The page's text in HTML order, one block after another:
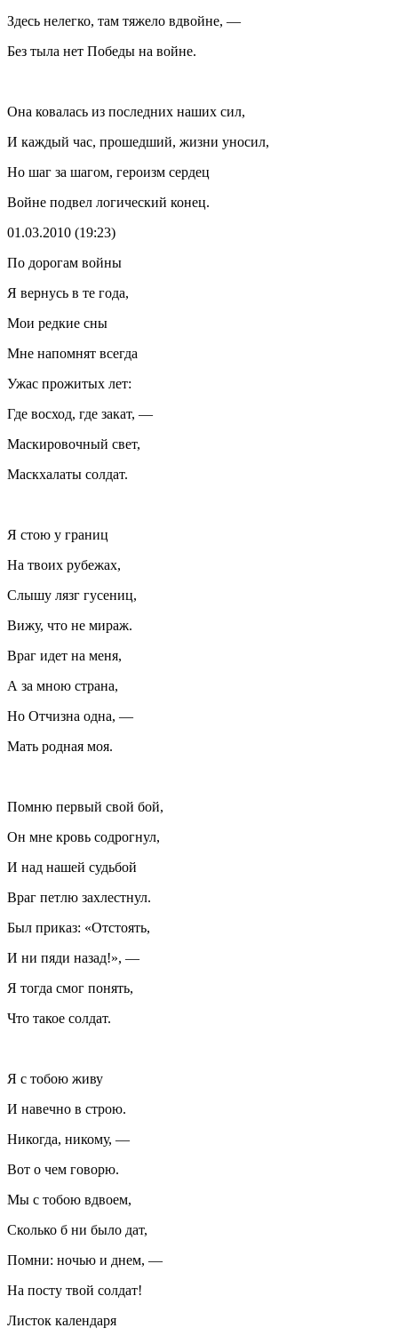
Здесь нелегко, там тяжело вдвойне, —
Без тыла нет Победы на войне.
Она ковалась из последних наших сил,
И каждый час, прошедший, жизни уносил,
Но шаг за шагом, героизм сердец
Войне подвел логический конец.
01.03.2010 (19:23)
По дорогам войны
Я вернусь в те года,
Мои редкие сны
Мне напомнят всегда
Ужас прожитых лет:
Где восход, где закат, —
Маскировочный свет,
Маскхалаты солдат.
Я стою у границ
На твоих рубежах,
Слышу лязг гусениц,
Вижу, что не мираж.
Враг идет на меня,
А за мною страна,
Но Отчизна одна, —
Мать родная моя.
Помню первый свой бой,
Он мне кровь содрогнул,
И над нашей судьбой
Враг петлю захлестнул.
Был приказ: «Отстоять,
И ни пяди назад!», —
Я тогда смог понять,
Что такое солдат.
Я с тобою живу
И навечно в строю.
Никогда, никому, —
Вот о чем говорю.
Мы с тобою вдвоем,
Сколько б ни было дат,
Помни: ночью и днем, —
На посту твой солдат!
Листок календаря